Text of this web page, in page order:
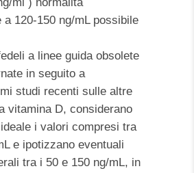
a 120-150 ng/mL possibile
a linee guida obsolete
in seguito a
studi recenti sulle altre
vitamina D, considerano
i valori compresi tra
e ipotizzano eventuali
tra i 50 e 150 ng/mL, in